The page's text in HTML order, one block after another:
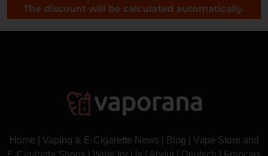
Home Vaping & E-Cigarette News Blog
Vape Store and